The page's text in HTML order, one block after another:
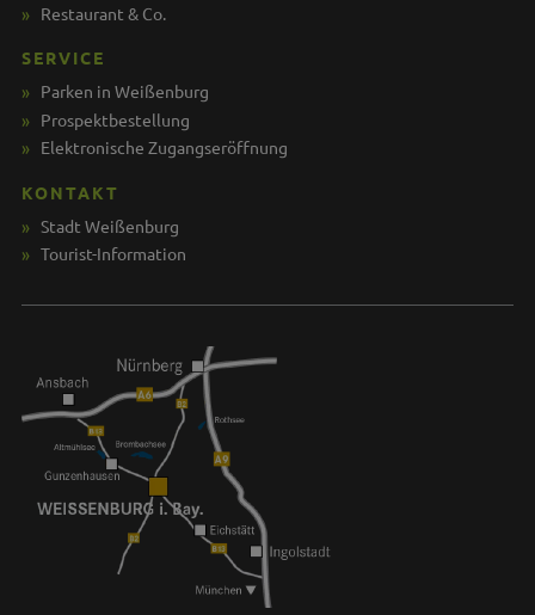
Restaurant & Co.
SERVICE
Parken in Weißenburg
Prospektbestellung
Elektronische Zugangseröffnung
KONTAKT
Stadt Weißenburg
Tourist-Information